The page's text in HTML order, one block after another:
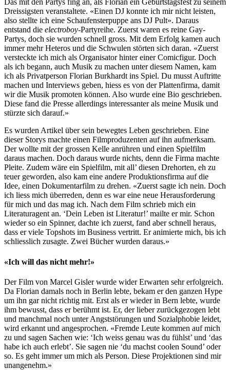
Das mit den Partys fing an, als Florian ein Geburtstagsfest zu seinem
Dreissigsten veranstaltete. «Einen DJ konnte ich mir nicht leisten,
also stellte ich eine Schaufensterpuppe ans DJ Pult». Daraus
entstand die electroboy-Partyreihe. Zuerst waren es reine Gay-
Partys, doch sie wurden schnell gross. Mit dem Erfolg kamen auch
immer mehr Heteros und die Schwulen störten sich daran. «Zuerst
versteckte ich mich als Organisator hinter einer Comicfigur. Doch
als ich begann, auch Musik zu machen unter diesem Namen, kam
ich als Privatperson Florian Burkhardt ins Spiel. Du musst Auftritte
machen und Interviews geben, hiess es von der Plattenfirma, damit
wir die Musik promoten können. Also wurde eine Bio geschrieben.
Diese fand die Presse allerdings interessanter als meine Musik und
stürzte sich darauf.»
Es wurden Artikel über sein bewegtes Leben geschrieben. Eine
dieser Storys machte einen Filmproduzenten auf ihn aufmerksam.
Der wollte mit der grossen Kelle anrühren und einen Spielfilm
daraus machen. Doch daraus wurde nichts, denn die Firma machte
Pleite. Zudem wäre ein Spielfilm, mit all’ diesen Drehorten, eh zu
teuer geworden, also kam eine andere Produktionsfirma auf die
Idee, einen Dokumentarfilm zu drehen. «Zuerst sagte ich nein. Doch
ich liess mich überreden, denn es war eine neue Herausforderung
für mich und das mag ich. Nach dem Film schrieb mich ein
Literaturagent an. ‘Dein Leben ist Literatur!’ mailte er mir. Schon
wieder so ein Spinner, dachte ich zuerst, fand aber schnell heraus,
dass er viele Topshots im Business vertritt. Er animierte mich, bis ich
schliesslich zusagte. Zwei Bücher wurden daraus.»
«Ich will das nicht mehr!»
Der Film von Marcel Gisler wurde wider Erwarten sehr erfolgreich.
Da Florian damals noch in Berlin lebte, bekam er den ganzen Hype
um ihn gar nicht richtig mit. Erst als er wieder in Bern lebte, wurde
ihm bewusst, dass er berühmt ist. Er, der lieber zurückgezogen lebt
und manchmal noch unter Angststörungen und Sozialphobie leidet,
wird erkannt und angesprochen. «Fremde Leute kommen auf mich
zu und sagen Sachen wie: ‘Ich weiss genau was du fühlst’ und ‘das
habe ich auch erlebt’. Sie sagen nie ‘du machst coolen Sound’ oder
so. Es geht immer um mich als Person. Diese Projektionen sind mir
unangenehm.»